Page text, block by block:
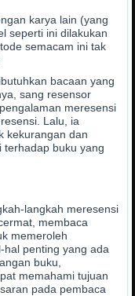
karya lain (yang
seperti ini dilakukan
semacam ini tak
bacaan yang
sang resensor
meresensi
Lalu, ia
kekurangan dan
terhadap buku yang
langkah meresensi
membaca
memeroleh
penting yang ada
buku,
memahami tujuan
pada pembaca